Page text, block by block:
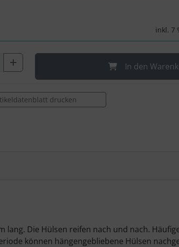
inkl. 7
In den
drucken
Die Hülsen reifen nach und nach.
können hängengebliebene Hülsen